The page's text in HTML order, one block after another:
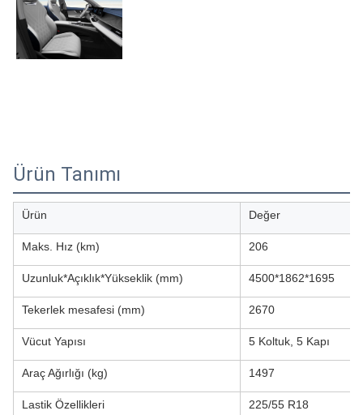
Ürün Tanımı
Ürün Değer
Maks. Hız (km) 206
Uzunluk*Açıklık*Yükseklik (mm) 4500*1862*1695
Tekerlek mesafesi (mm) 2670
Vücut Yapısı 5 Koltuk, 5 Kapı
Araç Ağırlığı (kg) 1497
Lastik Özellikleri 225/55 R18